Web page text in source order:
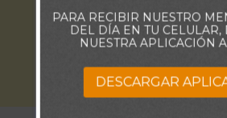
PARA RECIBIR NUESTRO
DEL DÍA EN TU CELULAR,
NUESTRA APLICACIÓN
DESCARGAR